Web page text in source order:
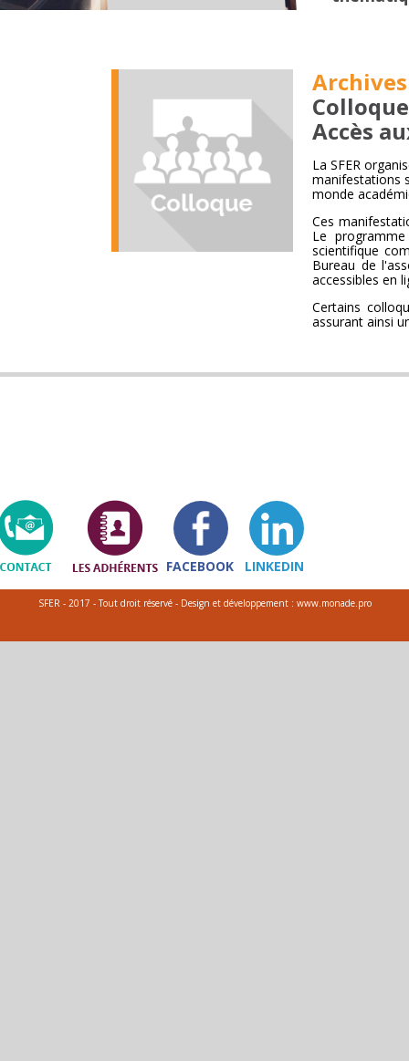
Accès
La SFER
manifestations
monde
Ces
Le
scientifique
Bureau de
accessibles en
Certains
assurant ainsi
FACEBOOK LINKEDIN
SFER - 2017 - Tout droit réservé - Design et développement : www.monade.pro